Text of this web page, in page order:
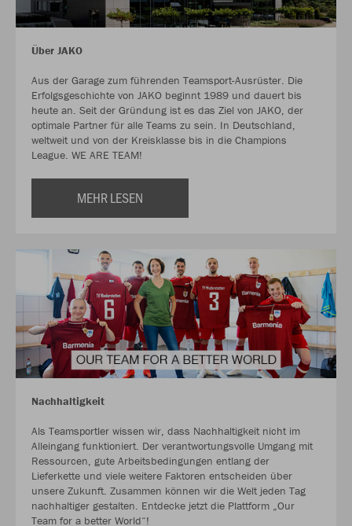
Über JAKO
Aus der Garage zum führenden Teamsport-Ausrüster. Die
Erfolgsgeschichte von JAKO beginnt 1989 und dauert bis
heute an. Seit der Gründung ist es das Ziel von JAKO, der
optimale Partner für alle Teams zu sein. In Deutschland,
weltweit und von der Kreisklasse bis in die Champions
League. WE ARE TEAM!
MEHR LESEN
Nachhaltigkeit
Als Teamsportler wissen wir, dass Nachhaltigkeit nicht im
Alleingang funktioniert. Der verantwortungsvolle Umgang mit
Ressourcen, gute Arbeitsbedingungen entlang der
Lieferkette und viele weitere Faktoren entscheiden über
unsere Zukunft. Zusammen können wir die Welt jeden Tag
nachhaltiger gestalten. Entdecke jetzt die Plattform „Our
Team for a better World“!